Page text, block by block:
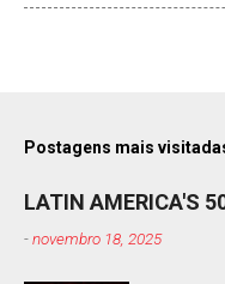
Postagens mais
LATIN AMERICA'S
-novembro 18, 2025